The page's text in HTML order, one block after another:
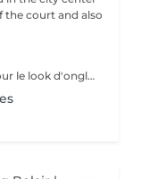
the court and also
BFLEX est votre nouveau "meilleur ami" pour le look d'ongles courts et naturels que tous les clients recherchent ! Il s'agit d'une Babymanucure avec la pose d'un gel intelligent 4-en-1 avec lequel vous avez : Base-Construction-Teinte-Finition ! I C'est une prestation inédite et tendance !